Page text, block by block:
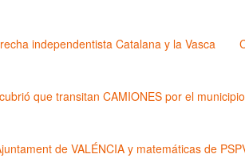
independentista Catalana y la Vasca
que transitan CAMIONES por el municipio
de VALÉNCIA y matemáticas de